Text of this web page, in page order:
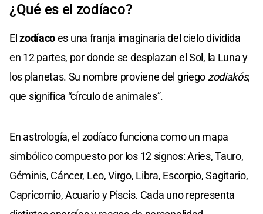
¿Qué es el zodíaco?
Elzodíacoes una franja imaginaria del cielo dividida
en 12 partes, por donde se desplazan el Sol, la Luna y
los planetas. Su nombre proviene del griego zodiakós,
que significa “círculo de animales”.
En astrología, el zodíaco funciona como un mapa
simbólico compuesto por los 12 signos: Aries, Tauro,
Géminis, Cáncer, Leo, Virgo, Libra, Escorpio, Sagitario,
Capricornio, Acuario y Piscis. Cada uno representa